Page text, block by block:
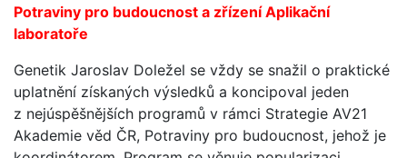
Potraviny pro budoucnost a zřízení Aplikační
laboratoře
Genetik Jaroslav Doležel se vždy se snažil o praktické
uplatnění získaných výsledků a koncipoval jeden
z nejúspěšnějších programů v rámci Strategie AV21
Akademie věd ČR, Potraviny pro budoucnost, jehož je